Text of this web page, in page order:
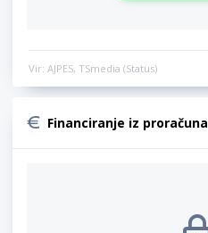
Vir: AJPES, TSmedia (Status)
Financiranje iz proračuna